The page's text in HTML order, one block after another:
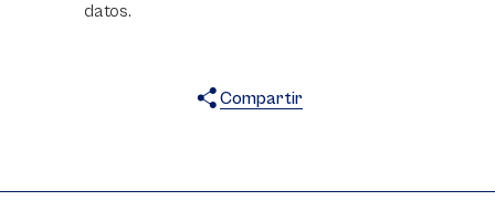
datos.
Compartir